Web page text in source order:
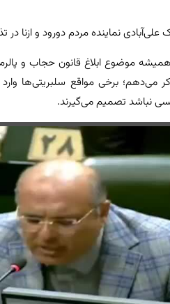
علی‌آبادی نماینده مردم دورود و ازنا
همیشه موضوع ابلاغ قانون حجاب و
برخی مواقع سلبریتی‌ها
نباشد تصمیم می‌گیرند.